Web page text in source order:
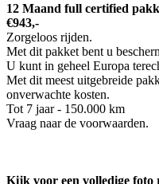
12 Maand full certified
€943,-
Zorgeloos rijden.
Met dit pakket bent u
U kunt in geheel Europa
Met dit meest uitgebreide
onverwachte kosten.
Tot 7 jaar - 150.000 km
Vraag naar de voorwaarden.
Kijk voor een volledige foto